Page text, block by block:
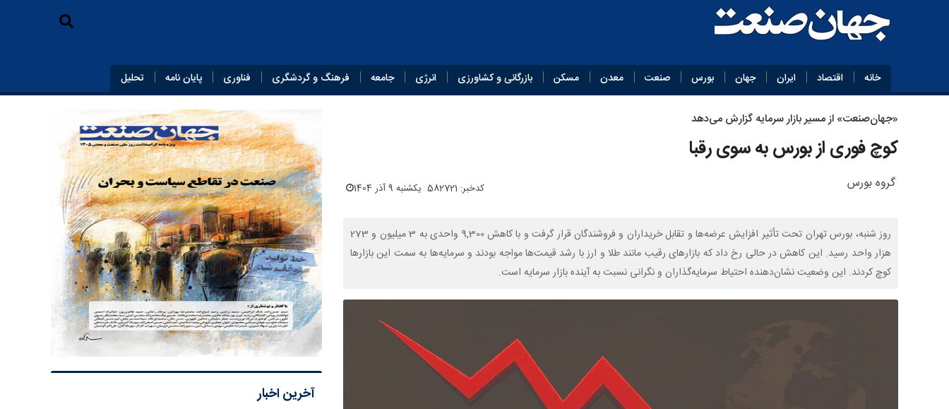
خانه اقتصاد ایران جهان بورس صنعت معدن مسکن بازرگانی و کشاورزی انرژی جامعه فرهنگ و گردشگری فناوری پایان‌ نامه تحلیل
«جهان‌صنعت» از مسیر بازار سرمایه گزارش می‌دهد
کوچ فوری از بورس به سوی رقبا
گروه بورس کدخبر: 582721 یکشنبه 9 آذر 1404
روز شنبه، بورس تهران تحت تأثیر افزایش عرضه‌ها و تقابل خریداران و فروشندگان قرار گرفت و با کاهش 9,300 واحدی به 3 میلیون و 273
هزار واحد رسید. این کاهش در حالی رخ داد که بازارهای رقیب مانند طلا و ارز با رشد قیمت‌ها مواجه بودند و سرمایه‌ها به سمت این بازارها
کوچ کردند. این وضعیت نشان‌دهنده احتیاط سرمایه‌گذاران و نگرانی نسبت به آینده بازار سرمایه است.
آخرین اخبار